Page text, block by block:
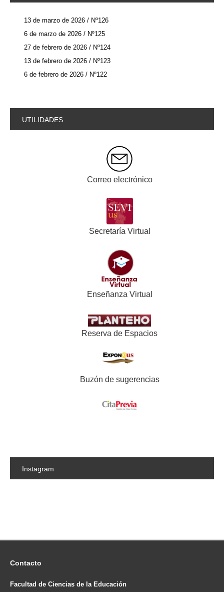
13 de marzo de 2026 / Nº126
6 de marzo de 2026 / Nº125
27 de febrero de 2026 / Nº124
13 de febrero de 2026 / Nº123
6 de febrero de 2026 / Nº122
UTILIDADES
Correo electrónico
Secretaría Virtual
Enseñanza Virtual
Reserva de Espacios
Buzón de sugerencias
Instagram
Contacto
Facultad de Ciencias de la Educación